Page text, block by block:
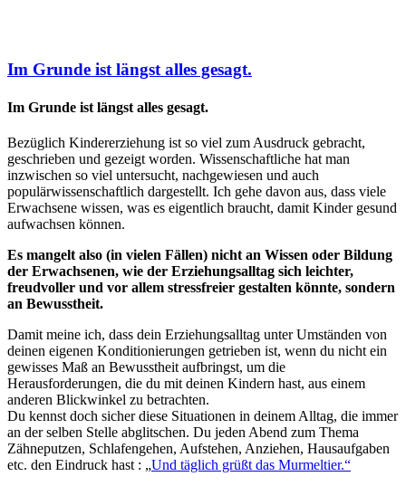
Im Grunde ist längst alles gesagt.
Im Grunde ist längst alles gesagt.
Bezüglich Kindererziehung ist so viel zum Ausdruck gebracht,
geschrieben und gezeigt worden. Wissenschaftliche hat man
inzwischen so viel untersucht, nachgewiesen und auch
populärwissenschaftlich dargestellt. Ich gehe davon aus, dass viele
Erwachsene wissen, was es eigentlich braucht, damit Kinder gesund
aufwachsen können.
Es mangelt also (in vielen Fällen) nicht an Wissen oder Bildung
der Erwachsenen, wie der Erziehungsalltag sich leichter,
freudvoller und vor allem stressfreier gestalten könnte, sondern
an Bewusstheit.
Damit meine ich, dass dein Erziehungsalltag unter Umständen von
deinen eigenen Konditionierungen getrieben ist, wenn du nicht ein
gewisses Maß an Bewusstheit aufbringst, um die
Herausforderungen, die du mit deinen Kindern hast, aus einem
anderen Blickwinkel zu betrachten.
Du kennst doch sicher diese Situationen in deinem Alltag, die immer
an der selben Stelle abglitschen. Du jeden Abend zum Thema
Zähneputzen, Schlafengehen, Aufstehen, Anziehen, Hausaufgaben
etc. den Eindruck hast : „Und täglich grüßt das Murmeltier.“